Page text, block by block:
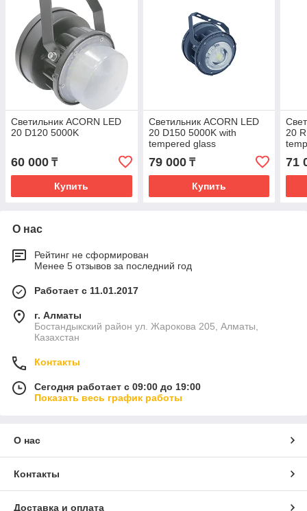
Светильник ACORN LED
20 D120 5000K
60 000 ₸
Купить
Светильник ACORN LED
20 D150 5000K with
tempered glass
79 000₸
Купить
20
71
О нас
Рейтинг не сформирован
Менее 5 отзывов за последний год
Работает с 11.01.2017
г. Алматы
Бостандыкский район ул. Жарокова 205, Алматы,
Казахстан
Контакты
Сегодня работает с 09:00 до 19:00
Показать весь график работы
О нас
Контакты
Доставка и оплата